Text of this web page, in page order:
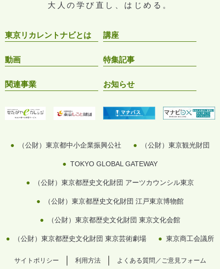
大人の学び直し、はじめる。
東京リカレントナビとは 講座
動画 特集記事
関連事業 お知らせ
（公財）東京都中小企業振興公社 （公財）東京観光財団
TOKYO GLOBAL GATEWAY
（公財）東京都歴史文化財団 アーツカウンシル東京
（公財）東京都歴史文化財団 江戸東京博物館
（公財）東京都歴史文化財団 東京文化会館
（公財）東京都歴史文化財団 東京芸術劇場 東京商工会議所
サイトポリシー 利用方法
よくある質問／ご意見フォーム